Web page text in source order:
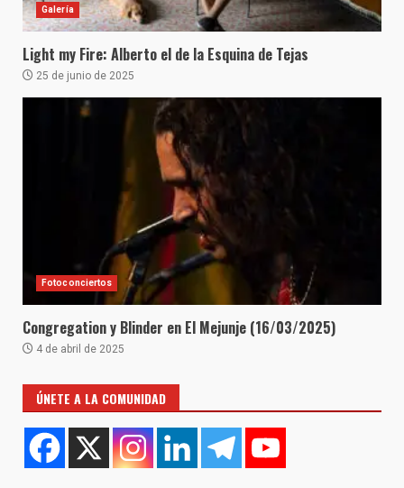
Galería
Light my Fire: Alberto el de la Esquina de Tejas
25 de junio de 2025
Fotoconciertos
Congregation y Blinder en El Mejunje (16/03/2025)
4 de abril de 2025
ÚNETE A LA COMUNIDAD